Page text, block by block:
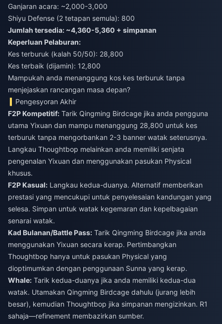
Ganjaran acara: ~2,000-3,000
Shiyu Defense (2 tetapan semula): 800
Jumlah tersedia: ~4,360-5,360 + simpanan
Keperluan Pelaburan:
Kes terburuk (kalah 50/50): 28,800
Kes terbaik (dijamin): 12,800
Mampukah anda menanggung kos kes terburuk tanpa
menjejaskan rancangan masa depan?
Pengesyoran Akhir
F2P Kompetitif: Tarik Qingming Birdcage jika anda pengguna
utama Yixuan dan mampu menanggung 28,800 untuk kes
terburuk tanpa mengorbankan 2-3 banner watak seterusnya.
Langkau Thoughtbop melainkan anda memiliki senjata
pengenalan Yixuan dan menggunakan pasukan Physical
khusus.
F2P Kasual: Langkau kedua-duanya. Alternatif memberikan
prestasi yang mencukupi untuk penyelesaian kandungan yang
selesa. Simpan untuk watak kegemaran dan kepelbagaian
senarai watak.
Kad Bulanan/Battle Pass: Tarik Qingming Birdcage jika anda
menggunakan Yixuan secara kerap. Pertimbangkan
Thoughtbop hanya untuk pasukan Physical yang
dioptimumkan dengan penggunaan Sunna yang kerap.
Whale: Tarik kedua-duanya jika anda memiliki kedua-dua
watak. Utamakan Qingming Birdcage dahulu (jurang lebih
besar), kemudian Thoughtbop jika simpanan mengizinkan. R1
sahaja—refinement membazirkan sumber.